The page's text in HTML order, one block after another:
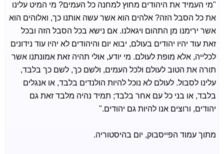
"מי העמיד את היהודים מחוץ למחנה כל העמים? מי המיט עלינו
את כל הסבל הזה? אלהים הוא אשר עשה אותנו כך, ואלוהים הוא
אשר ירימנו מן התהום ויגאלנו. אם נישא בכל הסבל הזה ובכל
זאת עוד יהיו יהודים בעולם, יבוא יום והיהודים לא יהיו עוד נידונים
לכלייה, אלא מופת לעולם. מי יודע, אולי תהיה זאת אמונתנו אשר
תורה את הטוב לעולם ולכל העמים, ולשם כך, לשם כך בלבד,
עלינו לסבול. לעולם לא נוכל להיות הולנדים בלבד, או אנגלים
בלבד, או בני כל עם אחר בלבד; תמיד נהיה מלבד זאת גם
יהודים, ורוצים אנו להיות גם יהודים."
מתוך עמוד הפייסבוק, יום בהיסטוריה.